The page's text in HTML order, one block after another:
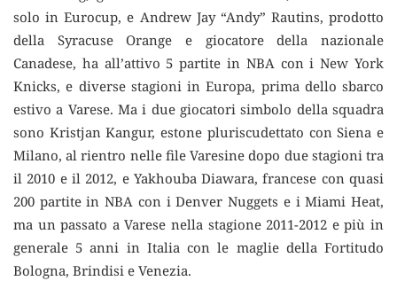
solo in Eurocup, e Andrew Jay “Andy” Rautins, prodotto
della Syracuse Orange e giocatore della nazionale
Canadese, ha all’attivo 5 partite in NBA con i New York
Knicks, e diverse stagioni in Europa, prima dello sbarco
estivo a Varese. Ma i due giocatori simbolo della squadra
sono Kristjan Kangur, estone pluriscudettato con Siena e
Milano, al rientro nelle file Varesine dopo due stagioni tra
il 2010 e il 2012, e Yakhouba Diawara, francese con quasi
200 partite in NBA con i Denver Nuggets e i Miami Heat,
ma un passato a Varese nella stagione 2011-2012 e più in
generale 5 anni in Italia con le maglie della Fortitudo
Bologna, Brindisi e Venezia.